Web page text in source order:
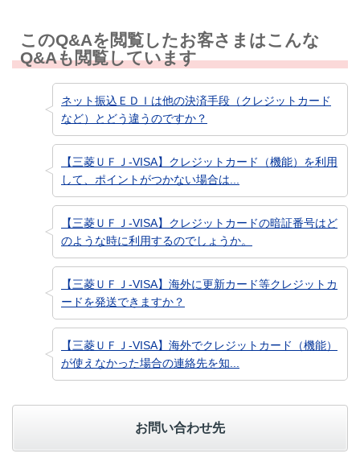
このQ&Aを閲覧したお客さまはこんな
Q&Aも閲覧しています
ネット振込ＥＤＩは他の決済手段（クレジットカード
など）とどう違うのですか？
【三菱ＵＦＪ-VISA】クレジットカード（機能）を利用
して、ポイントがつかない場合は...
【三菱ＵＦＪ-VISA】クレジットカードの暗証番号はど
のような時に利用するのでしょうか。
【三菱ＵＦＪ-VISA】海外に更新カード等クレジットカ
ードを発送できますか？
【三菱ＵＦＪ-VISA】海外でクレジットカード（機能）
が使えなかった場合の連絡先を知...
お問い合わせ先